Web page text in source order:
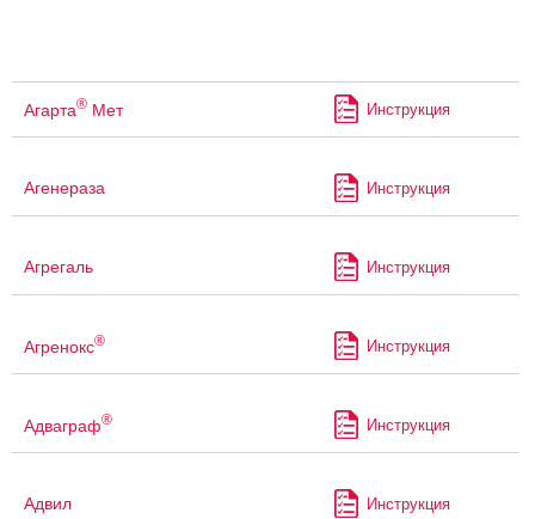
Агарта® Мет Инструкция
Агенераза Инструкция
Агрегаль Инструкция
Агренокс® Инструкция
Адваграф® Инструкция
Адвил Инструкция